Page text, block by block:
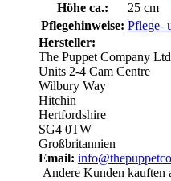
Höhe ca.:
25 cm
Pflegehinweise: Pflege-
Hersteller:
The Puppet Company Ltd
Units 2-4 Cam Centre
Wilbury Way
Hitchin
Hertfordshire
SG4 0TW
Großbritannien
Email:
Andere Kunden kauften